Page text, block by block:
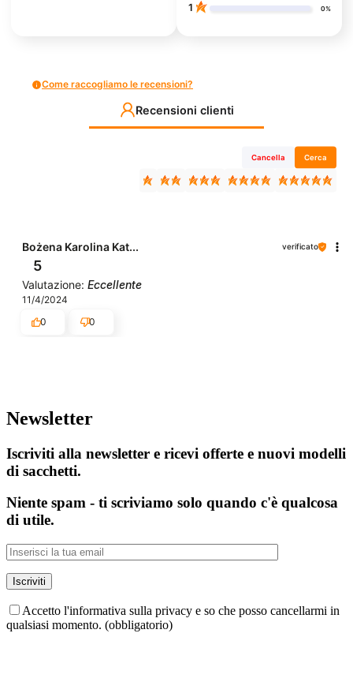
1 0%
Come raccogliamo le recensioni?
Recensioni clienti
Cancella Cerca
Bożena Karolina Kat... verificato
5
Valutazione: Eccellente
11/4/2024
0
0
Newsletter
Iscriviti alla newsletter e ricevi offerte e nuovi modelli
di sacchetti.
Niente spam - ti scriviamo solo quando c'è qualcosa
di utile.
Accetto l'informativa sulla privacy e so che posso cancellarmi in
qualsiasi momento. (obbligatorio)